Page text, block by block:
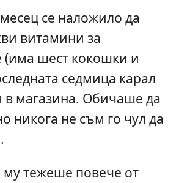
се наложило да
витамини за
(има шест кокошки и
седмица карал
в магазина. Обичаше да
никога не съм го чул да
му тежеше повече от